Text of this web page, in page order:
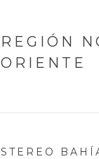
REGIÓN
ORIENTE
STEREO